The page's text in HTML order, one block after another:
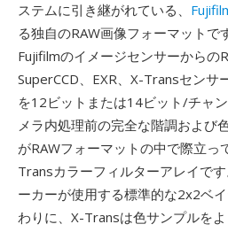
ステムに引き継がれている、
る独自のRAW画像フォーマットで
Fujifilmのイメージセンサーから
SuperCCD、EXR、X-Transセン
を12ビットまたは14ビット/チャ
メラ内処理前の完全な階調および
がRAWフォーマットの中で際立っ
Transカラーフィルターアレイで
ーカーが使用する標準的な2x2ベ
わりに、X-Transは色サンプルを